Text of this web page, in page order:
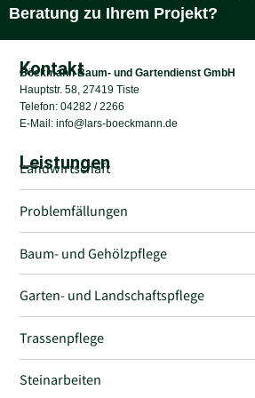
Beratung zu Ihrem Projekt?
Kontakt
Böckmann Baum- und Gartendienst GmbH
Hauptstr. 58, 27419 Tiste
Telefon: 04282 / 2266
E-Mail: info@lars-boeckmann.de
Leistungen
Landwirtschaft
Problemfällungen
Baum- und Gehölzpflege
Garten- und Landschaftspflege
Trassenpflege
Steinarbeiten